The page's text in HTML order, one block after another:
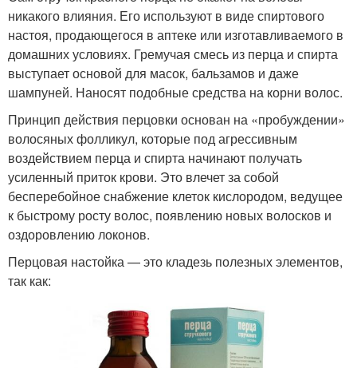
никакого влияния. Его используют в виде спиртового
настоя, продающегося в аптеке или изготавливаемого в
домашних условиях. Гремучая смесь из перца и спирта
выступает основой для масок, бальзамов и даже
шампуней. Наносят подобные средства на корни волос.
Принцип действия перцовки основан на «пробуждении»
волосяных фолликул, которые под агрессивным
воздействием перца и спирта начинают получать
усиленный приток крови. Это влечет за собой
бесперебойное снабжение клеток кислородом, ведущее
к быстрому росту волос, появлению новых волосков и
оздоровлению локонов.
Перцовая настойка — это кладезь полезных элементов,
так как: